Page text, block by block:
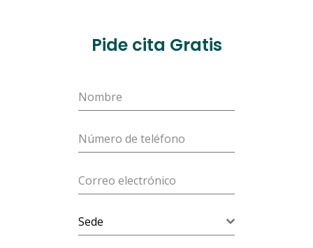
Pide cita Gratis
Sede